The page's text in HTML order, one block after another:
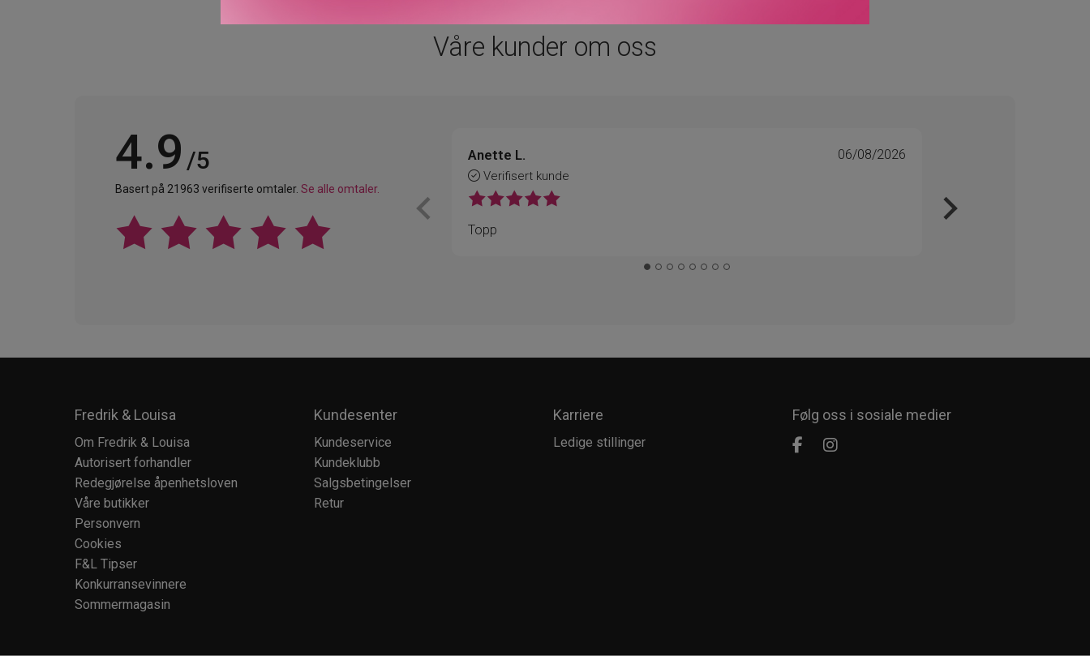
Cinnamon 10.5
Våre kunder om oss
4.9 /5
Basert på 21963 verifiserte omtaler. Se alle omtaler.
Anette L.
Verifisert kunde
06/08/2026
Topp
Fredrik & Louisa
Om Fredrik & Louisa
Autorisert forhandler
Redegjørelse åpenhetsloven
Våre butikker
Personvern
Cookies
F&L Tipser
Konkurransevinnere
Sommermagasin
Kundesenter
Kundeservice
Kundeklubb
Salgsbetingelser
Retur
Karriere
Ledige stillinger
Følg oss i sosiale medier